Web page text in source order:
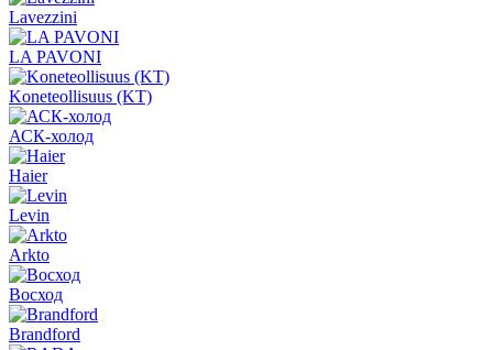
Lavezzini
LA PAVONI
Koneteollisuus (KT)
АСК-холод
Haier
Levin
Arkto
Восход
Brandford